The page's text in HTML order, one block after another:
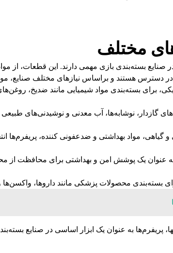
مختلف
در دسترس هستند و براساس نیازهای مختلف صنایع،
برای بسته‌بندی مواد شیمیایی مانند ضدیخ،
گازدار، نوشابه‌ها، آب معدنی و
گیاهی، مواد بهداشتی و ضدعفونی کننده،
عنوان یک پوشش امن و بهداشتی برای محافظت از
بسته‌بندی محصولات پزشکی مانند داروها،
پریفرم‌ها به عنوان یک ابزار اساسی در صنایع